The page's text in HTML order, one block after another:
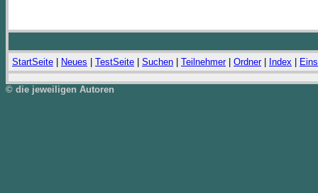
StartSeite Neues TestSeite Suchen Teilnehmer| Ordner| Index
© die jeweiligen Autoren